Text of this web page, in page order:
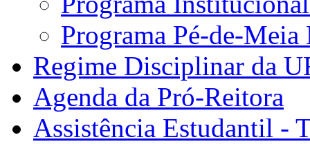
Programa Pé-de-
Regime Disciplinar da
Agenda da Pró-Reitora
Assistência Estudantil -